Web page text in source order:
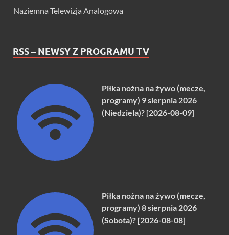
Naziemna Telewizja Analogowa
RSS – NEWSY Z PROGRAMU TV
Piłka nożna na żywo (mecze,
programy) 9 sierpnia 2026
(Niedziela)? [2026-08-09]
Piłka nożna na żywo (mecze,
programy) 8 sierpnia 2026
(Sobota)? [2026-08-08]